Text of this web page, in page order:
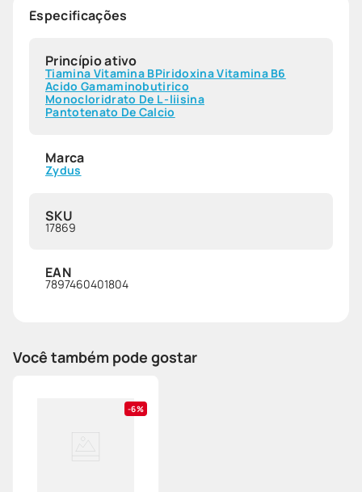
Especificações
Princípio ativo
Tiamina Vitamina BPiridoxina Vitamina B6
Acido Gamaminobutirico
Monocloridrato De L -liisina
Pantotenato De Calcio
Marca
Zydus
SKU
17869
EAN
7897460401804
Você também pode gostar
6%